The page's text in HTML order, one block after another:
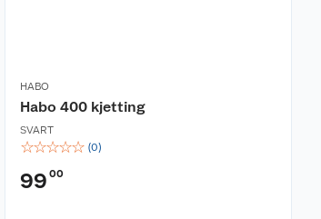
HABO
Habo 400 kjetting
SVART
☆☆☆☆☆ (0)
99 00